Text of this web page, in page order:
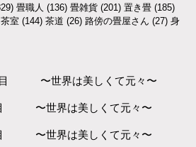
畳職人 (136) 畳雑貨 (201) 置き畳 (185)
茶室 (144) 茶道 (26) 路傍の畳屋さん (27) 身
目 〜世界は美しくて元々〜
〜世界は美しくて元々〜
〜世界は美しくて元々〜